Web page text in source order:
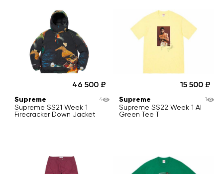
46 500
Supreme
Supreme SS21 Week 1
Firecracker Down Jacket
4
15 500
Supreme
Supreme SS22 Week 1 Al
Green Tee T
1